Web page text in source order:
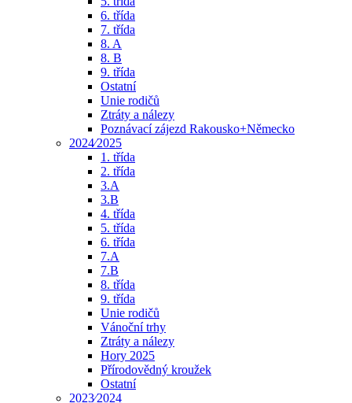
6. třída
7. třída
8. A
8. B
9. třída
Ostatní
Unie rodičů
Ztráty a nálezy
Poznávací zájezd Rakousko+Německo
2024⁄2025
1. třída
2. třída
3.A
3.B
4. třída
5. třída
6. třída
7.A
7.B
8. třída
9. třída
Unie rodičů
Vánoční trhy
Ztráty a nálezy
Hory 2025
Přírodovědný kroužek
Ostatní
2023⁄2024